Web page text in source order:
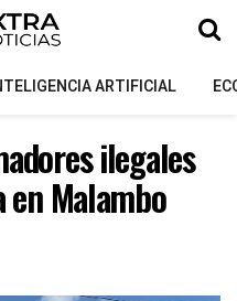
ARTIFICIAL
ilegales
Malambo